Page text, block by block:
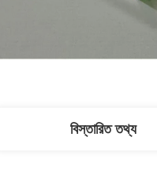
বিস্তারিত তথ্য